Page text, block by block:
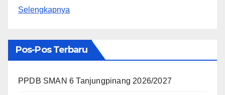
Selengkapnya
Pos-Pos Terbaru
PPDB SMAN 6 Tanjungpinang 2026/2027